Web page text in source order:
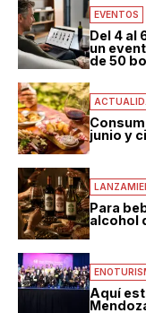
EVENTOS
Del 4 al
un
de 50
junio y
Para
alcohol
Aquí